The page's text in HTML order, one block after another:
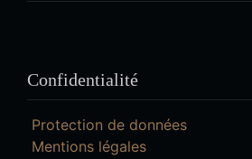
Confidentialité
Protection de données
Mentions légales